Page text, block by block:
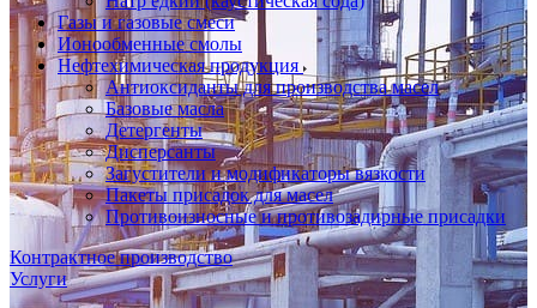
Газы и газовые смеси
Ионообменные смолы
Нефтехимическая продукция
Антиоксиданты для производства масел
Базовые масла
Детергенты
Дисперсанты
Загустители и модификаторы вязкости
Пакеты присадок для масел
Противоизносные и противозадирные присадки
Контрактное производство
Услуги